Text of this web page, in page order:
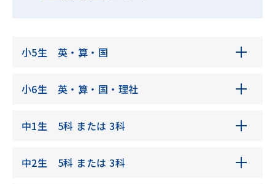
小5生 英・算・国
小6生 英・算・国・理社
中1生 5科 または 3科
中2生 5科 または 3科